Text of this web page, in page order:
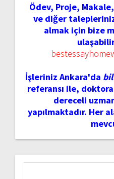
Ödev, Proje,
ve diğer
almak için bize
İşleriniz Ankara'da
referansı ile,
dereceli
yapılmaktadır. Her